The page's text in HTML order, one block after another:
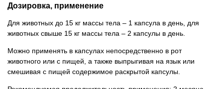
Дозировка, применение
Для животных до 15 кг массы тела – 1 капсула в день, для
животных свыше 15 кг массы тела – 2 капсулы в день.
Можно применять в капсулах непосредственно в рот
животного или с пищей, а также выпрыгивая на язык или
смешивая с пищей содержимое раскрытой капсулы.